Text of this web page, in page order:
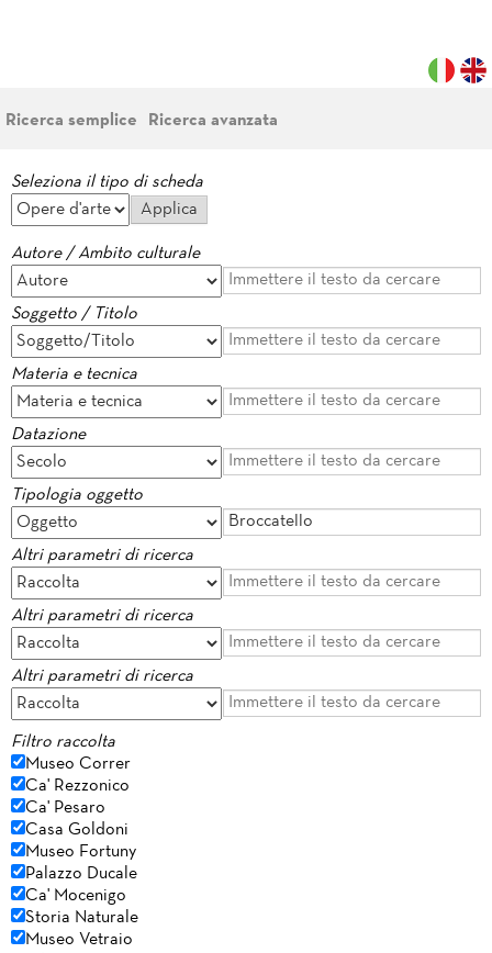
Ricerca semplice Ricerca avanzata
Seleziona il tipo di scheda
Autore / Ambito culturale
Soggetto / Titolo
Materia e tecnica
Datazione
Tipologia oggetto
Altri parametri di ricerca
Altri parametri di ricerca
Altri parametri di ricerca
Filtro raccolta
Museo Correr
Ca' Rezzonico
Ca' Pesaro
Casa Goldoni
Museo Fortuny
Palazzo Ducale
Ca' Mocenigo
Storia Naturale
Museo Vetraio